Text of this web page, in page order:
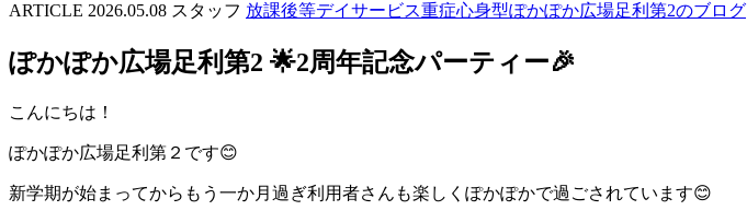
ARTICLE 2026.05.08 スタッフ 放課後等デイサービス重症心身型ぽかぽか広場足利第2のブログ
ぽかぽか広場足利第2 🌟2周年記念パーティー🎉
こんにちは！
ぽかぽか広場足利第２です😊
新学期が始まってからもう一か月過ぎ利用者さんも楽しくぽかぽかで過ごされています😊